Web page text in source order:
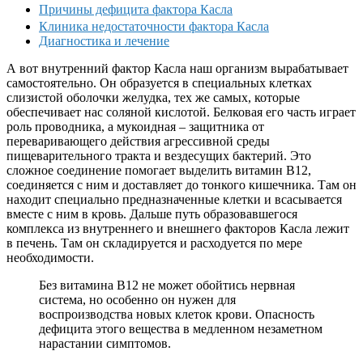
Причины дефицита фактора Касла
Клиника недостаточности фактора Касла
Диагностика и лечение
А вот внутренний фактор Касла наш организм вырабатывает
самостоятельно. Он образуется в специальных клетках
слизистой оболочки желудка, тех же самых, которые
обеспечивает нас соляной кислотой. Белковая его часть играет
роль проводника, а мукоидная – защитника от
переваривающего действия агрессивной среды
пищеварительного тракта и вездесущих бактерий. Это
сложное соединение помогает выделить витамин В12,
соединяется с ним и доставляет до тонкого кишечника. Там он
находит специально предназначенные клетки и всасывается
вместе с ним в кровь. Дальше путь образовавшегося
комплекса из внутреннего и внешнего факторов Касла лежит
в печень. Там он складируется и расходуется по мере
необходимости.
Без витамина В12 не может обойтись нервная
система, но особенно он нужен для
воспроизводства новых клеток крови. Опасность
дефицита этого вещества в медленном незаметном
нарастании симптомов.